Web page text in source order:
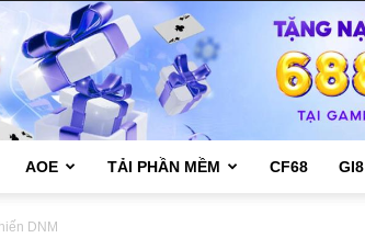
AOE TẢI PHẦN MỀM CF68 GI8
DNM